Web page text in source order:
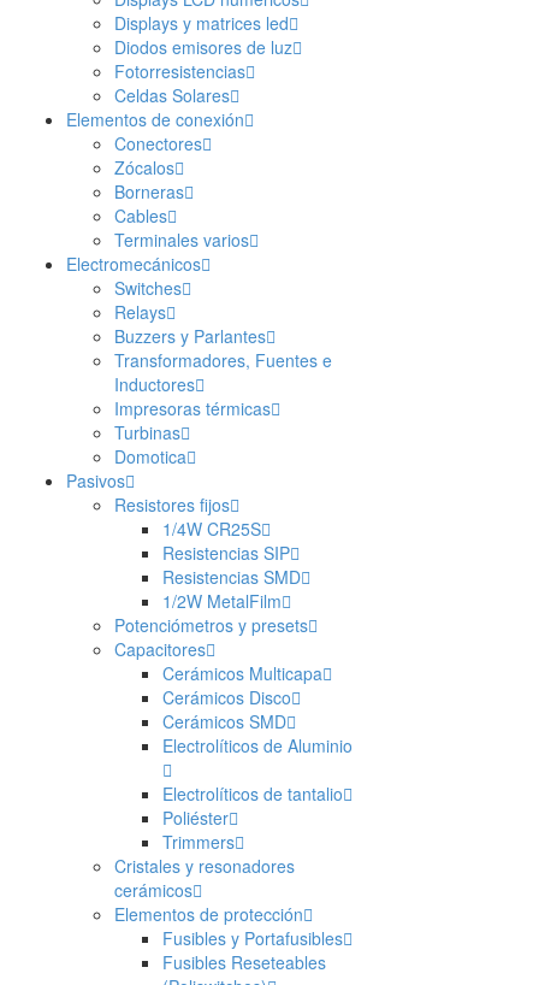
Displays y matrices led
Diodos emisores de luz
Fotorresistencias
Celdas Solares
Elementos de conexión
Conectores
Zócalos
Borneras
Cables
Terminales varios
Electromecánicos
Switches
Relays
Buzzers y Parlantes
Transformadores, Fuentes e
Inductores
Impresoras térmicas
Turbinas
Domotica
Pasivos
Resistores fijos
1/4W CR25S
Resistencias SIP
Resistencias SMD
1/2W MetalFilm
Potenciómetros y presets
Capacitores
Cerámicos Multicapa
Cerámicos Disco
Cerámicos SMD
Electrolíticos de Aluminio
Electrolíticos de tantalio
Poliéster
Trimmers
Cristales y resonadores
cerámicos
Elementos de protección
Fusibles y Portafusibles
Fusibles Reseteables